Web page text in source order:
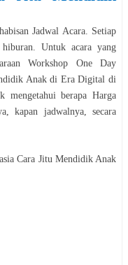
Jadwal Acara. Setiap
Untuk acara yang
Workshop
One Day
Anak di Era Digital di
mengetahui berapa Harga
kapan jadwalnya, secara
Cara Jitu Mendidik Anak